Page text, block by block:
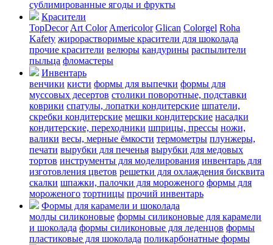
сублимированные ягоды и фрукты
Красители
TopDecor Art Color Americolor Glican Colorgel Roha
Kafety жирорастворимые красители для шоколада
прочие красители велюры кандурины распылители
пыльца фломастеры
Инвентарь
венчики кисти формы для выпечки формы для
муссовых десертов столики поворотные, подставки
коврики cпатулы, лопатки кондитерские шпатели,
скребки кондитерские мешки кондитерские насадки
кондитерские, переходники шприцы, прессы ножи,
валики весы, мерные ёмкости термометры плунжеры,
печати вырубки для печенья вырубки для медовых
тортов инструменты для моделирования инвентарь для
изготовления цветов решетки для охлаждения бисквита
скалки шпажки, палочки для мороженого формы для
мороженого тортницы прочий инвентарь
Формы для карамели и шоколада
молды силиконовые формы силиконовые для карамели
и шоколада формы силиконовые для леденцов формы
пластиковые для шоколада поликарбонатные формы